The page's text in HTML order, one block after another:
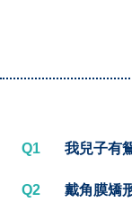
Q1 我兒子有
Q2 戴角膜矯